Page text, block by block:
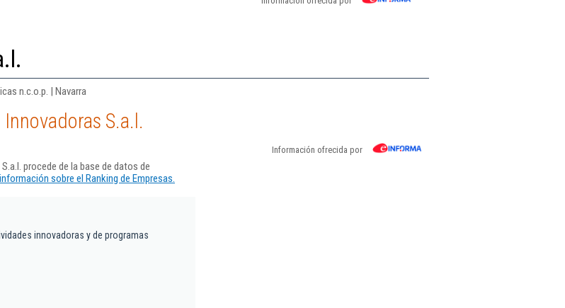
n.c.o.p. | Navarra
S.a.l.
Información ofrecida por
procede de la base de datos de
sobre el Ranking de Empresas.
innovadoras y de programas